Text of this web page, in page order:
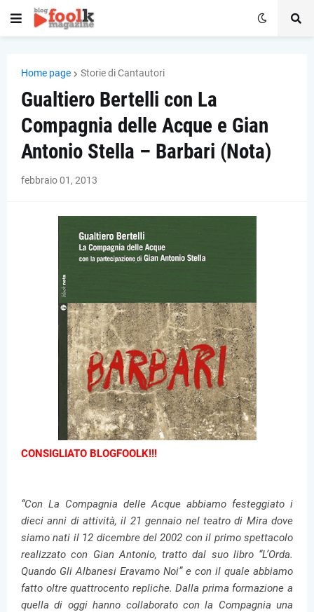
Home page Storie di Cantautori
Gualtiero Bertelli con La
Compagnia delle Acque e Gian
Antonio Stella – Barbari (Nota)
febbraio 01, 2013
CONSIGLIATO BLOGFOOLK!!!
“Con La Compagnia delle Acque abbiamo festeggiato i
dieci anni di attività, il 21 gennaio nel teatro di Mira dove
siamo nati il 12 dicembre del 2002 con il primo spettacolo
realizzato con Gian Antonio, tratto dal suo libro “L’Orda.
Quando Gli Albanesi Eravamo Noi” e con il quale abbiamo
fatto oltre quattrocento repliche. Dalla prima formazione a
quella di oggi hanno collaborato con la Compagnia una